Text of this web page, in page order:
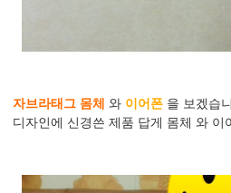
자브라태그 몸체 와 이어폰 을 보겠습
디자인에 신경쓴 제품 답게 몸체 와 이